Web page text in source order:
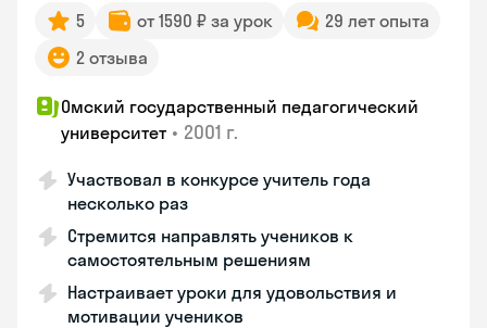
5 от 1590 ₽ за урок
29 лет опыта
2 отзыва
Омский государственный педагогический
университет • 2001 г.
Участвовал в конкурсе учитель года
несколько раз
Стремится направлять учеников к
самостоятельным решениям
Настраивает уроки для удовольствия и
мотивации учеников